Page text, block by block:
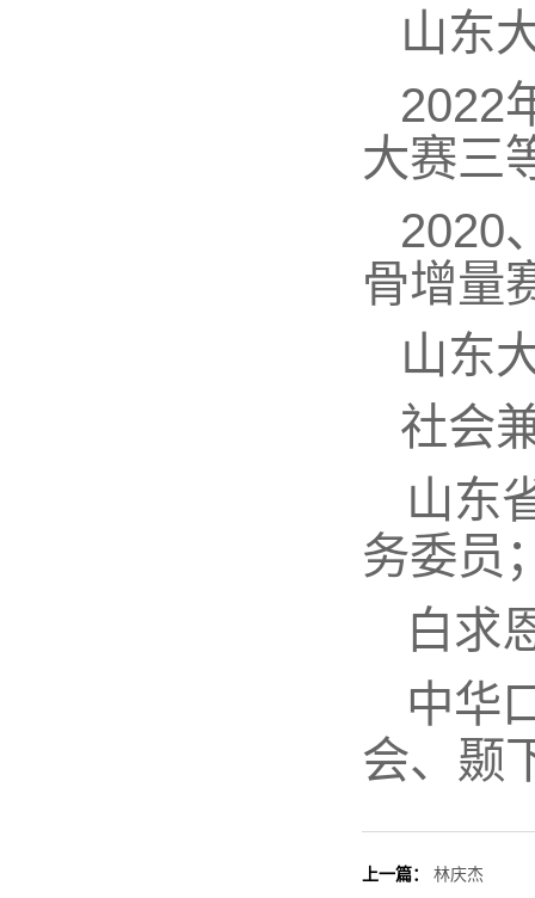
山东
2022
大赛三
2020
骨增量
山东
社会
山东
务委员
白求
中华
会、颞
上一篇： 林庆杰